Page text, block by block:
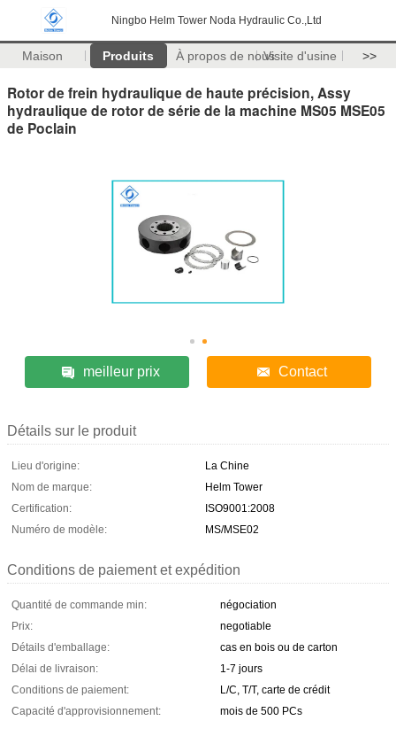
Ningbo Helm Tower Noda Hydraulic Co.,Ltd
Maison Produits À propos de nousVisite d'usine >>
Rotor de frein hydraulique de haute précision, Assy
hydraulique de rotor de série de la machine MS05 MSE05
de Poclain
meilleur prix Contact
Détails sur le produit
Lieu d'origine:
La Chine
Nom de marque:
Helm Tower
Certification:
ISO9001:2008
Numéro de modèle:
MS/MSE02
Conditions de paiement et expédition
Quantité de commande min:
négociation
Prix:
negotiable
Détails d'emballage:
cas en bois ou de carton
Délai de livraison:
1-7 jours
Conditions de paiement:
L/C, T/T, carte de crédit
Capacité d'approvisionnement:
mois de 500 PCs